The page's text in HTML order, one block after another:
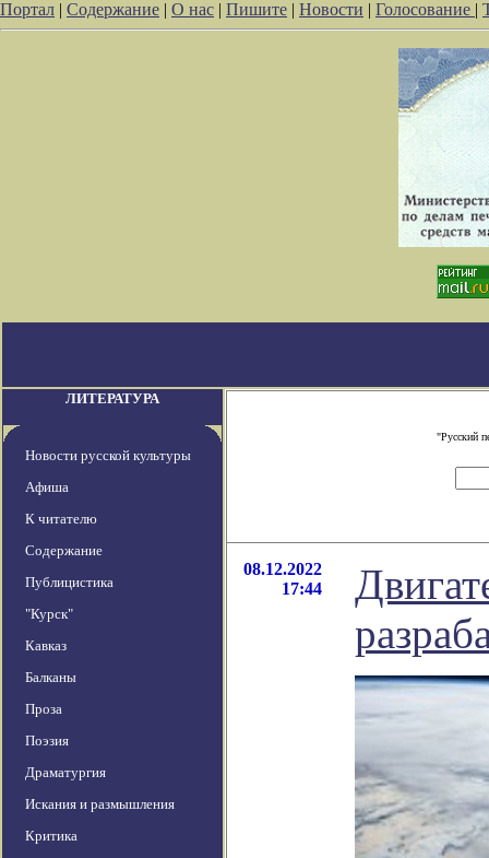
Портал | Содержание | О нас | Пишите | Новости | Голосование |
ЛИТЕРАТУРА
Новости русской культуры
Афиша
К читателю
Содержание
Публицистика
"Курск"
Кавказ
Балканы
Проза
Поэзия
Драматургия
Искания и размышления
Критика
"Русский
08.12.2022
17:44